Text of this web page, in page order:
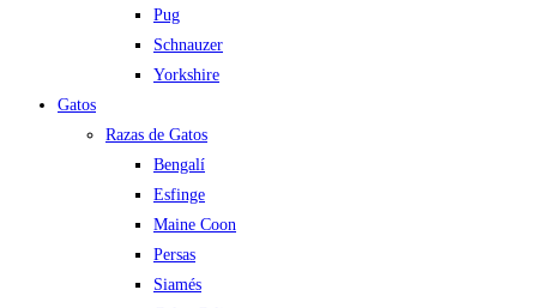
Pug
Schnauzer
Yorkshire
Gatos
Razas de Gatos
Bengalí
Esfinge
Maine Coon
Persas
Siamés